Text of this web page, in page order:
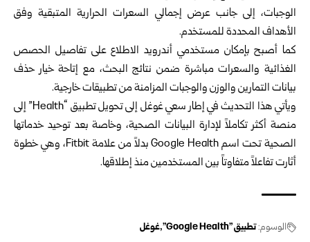
الوجبات، إلى جانب عرض إجمالي السعرات الحرارية المتبقية وفق
الأهداف المحددة للمستخدم.
كما أصبح بإمكان مستخدمي أندرويد الاطلاع على تفاصيل الحصص
الغذائية والسعرات مباشرة ضمن نتائج البحث، مع إتاحة خيار حذف
بيانات التمارين والوزن والوجبات المزامنة من تطبيقات خارجية.
ويأتي هذا التحديث في إطار سعي غوغل إلى تحويل تطبيق “Health” إلى
منصة أكثر تكاملاً لإدارة البيانات الصحية، وخاصة بعد توحيد خدماتها
الصحية تحت اسم Google Health بدلاً من علامة Fitbit، وهي خطوة
أثارت تفاعلاً متفاوتاً بين المستخدمين منذ إطلاقها.
الوسوم:تطبيق "Google Health" غوغل